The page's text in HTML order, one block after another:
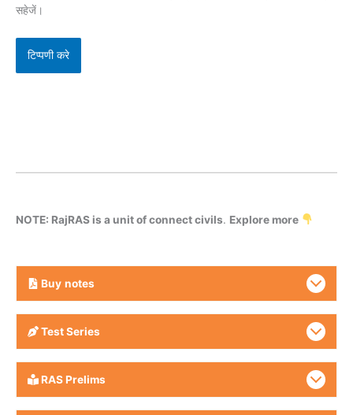
सहेजें।
NOTE: RajRAS is a unit of connect civils. Explore more
Buy notes
Test Series
RAS Prelims